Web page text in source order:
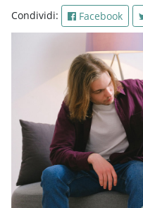
Condividi: Facebook